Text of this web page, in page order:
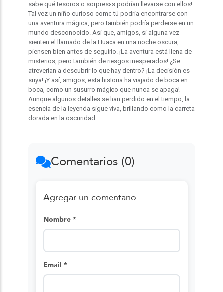
sabe qué tesoros o sorpresas podrían llevarse con ellos!
Tal vez un niño curioso como tú podría encontrarse con
una aventura mágica, pero también podría perderse en un
mundo desconocido. Así que, amigos, si alguna vez
sienten el llamado de la Huaca en una noche oscura,
piensen bien antes de seguirlo. ¡La aventura está llena de
misterios, pero también de riesgos inesperados! ¿Se
atreverían a descubrir lo que hay dentro? ¡La decisión es
suya! ¡Y así, amigos, esta historia ha viajado de boca en
boca, como un susurro mágico que nunca se apaga!
Aunque algunos detalles se han perdido en el tiempo, la
esencia de la leyenda sigue viva, brillando como la carreta
dorada en la oscuridad.
Comentarios (0)
Agregar un comentario
Nombre *
Email *